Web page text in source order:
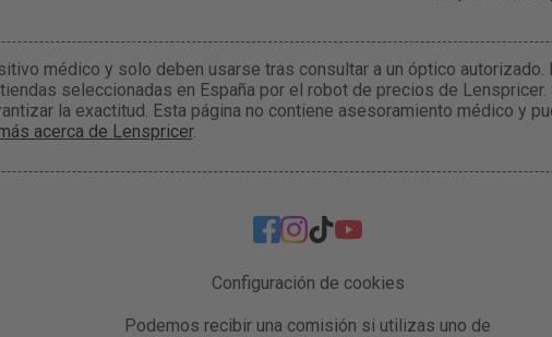
médico y solo deben usarse tras consultar a un óptico
seleccionadas en España por el robot de precios de
la exactitud. Esta página no contiene asesoramiento médico y
acerca de Lenspricer.
Configuración de cookies
Podemos recibir una comisión si utilizas uno de